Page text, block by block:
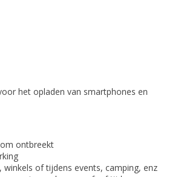
het opladen van smartphones en
ontbreekt
of tijdens events, camping, enz